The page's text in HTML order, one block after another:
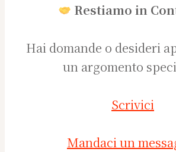
Restiamo in
Hai domande o desideri
un argomento
Scrivici
Mandaci un